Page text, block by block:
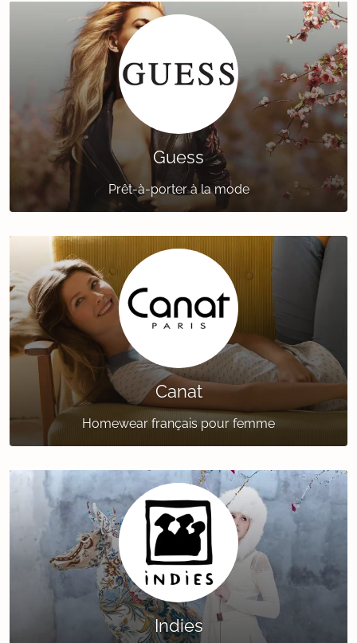
Guess
Prêt-à-porter à la mode
Canat
Homewear français pour femme
Indies